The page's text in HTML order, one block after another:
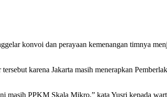
konvoi dan perayaan kemenangan timnya
karena Jakarta masih menerapkan
masih PPKM Skala Mikro,” kata Yusri kepada